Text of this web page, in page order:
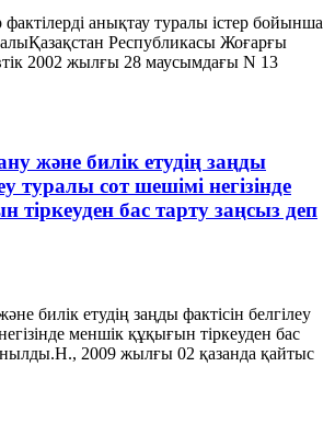
анықтау туралы істер бойынша
Республикасы Жоғарғы
2002 жылғы 28 маусымдағы N 13
және билік етудің заңды
туралы сот шешімі негізінде
тіркеуден бас тарту заңсыз деп
билік етудің заңды фактісін белгілеу
меншік құқығын тіркеуден бас
2009 жылғы 02 қазанда қайтыс